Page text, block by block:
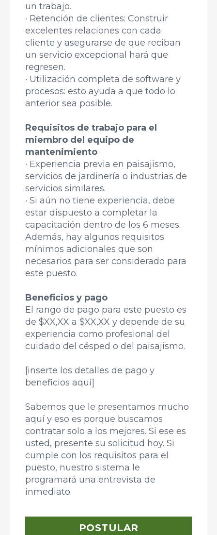
un trabajo.
· Retención de clientes: Construir
excelentes relaciones con cada
cliente y asegurarse de que reciban
un servicio excepcional hará que
regresen.
· Utilización completa de software y
procesos: esto ayuda a que todo lo
anterior sea posible.
Requisitos de trabajo para el
miembro del equipo de
mantenimiento
· Experiencia previa en paisajismo,
servicios de jardinería o industrias de
servicios similares.
· Si aún no tiene experiencia, debe
estar dispuesto a completar la
capacitación dentro de los 6 meses.
Además, hay algunos requisitos
mínimos adicionales que son
necesarios para ser considerado para
este puesto.
Beneficios y pago
El rango de pago para este puesto es
de $XX,XX a $XX,XX y depende de su
experiencia como profesional del
cuidado del césped o del paisajismo.
[inserte los detalles de pago y
beneficios aquí]
Sabemos que le presentamos mucho
aquí y eso es porque buscamos
contratar solo a los mejores. Si ese es
usted, presente su solicitud hoy. Si
cumple con los requisitos para el
puesto, nuestro sistema le
programará una entrevista de
inmediato.
POSTULAR